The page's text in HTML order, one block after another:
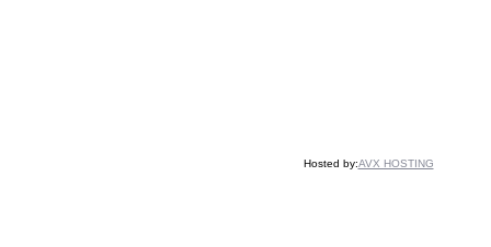
Hosted by:AVX HOSTING